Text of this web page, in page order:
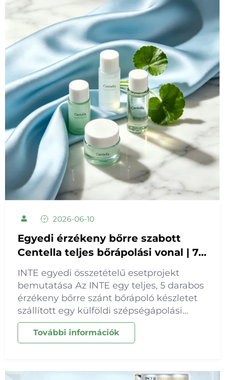
2026-06-10
Egyedi érzékeny bőrre szabott
Centella teljes bőrápolási vonal | 7
napos gyors mintakézbesítési
megoldás
INTE egyedi összetételű esetprojekt
bemutatása Az INTE egy teljes, 5 darabos
érzékeny bőrre szánt bőrápoló készletet
szállított egy külföldi szépségápolási
márkának, amely tonikot, szérumot,
hidratáló lotiónt, krémet és arcmaszkot
További információk